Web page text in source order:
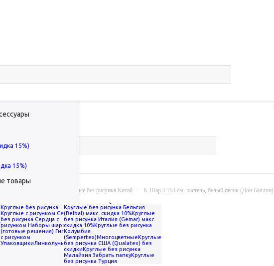
15%)
15%)
товары
голову
Круглые без рисунка
Круглые с рисунком Сердца
без рисунка Сердца с
рисунком Наборы шаров
(готовые решения) Гиганты
с рисунком
УпаковщикиЛинколуныШДМ
Круглые без рисунка Китай
Круглые без рисунка Бельгия
(Belbal) макс. скидка 10%Круглые
без рисунка Италия (Gemar) макс.
скидка 10%Круглые без рисунка
Колумбия
(Sempertex)МногоцветныеКруглые
без рисунка США (Qualatex) без
скидкиКруглые без рисунка
Малайзия Забрать папкуКруглые
без рисунка Турция
- K Шар 5"/13 см, пастель, белый песок (Дон Баллон)
песок (Дон Баллон)